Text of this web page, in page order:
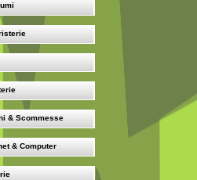
& Scommesse
& Computer